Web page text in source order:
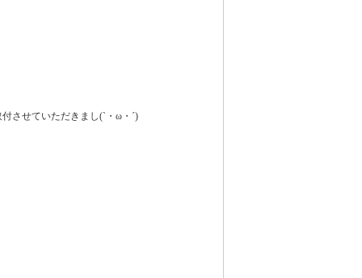
させていただきまし(`・ω・´)